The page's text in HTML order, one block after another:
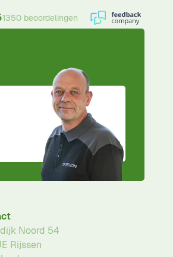
1350 beoordelingen
Noord 54
Rijssen